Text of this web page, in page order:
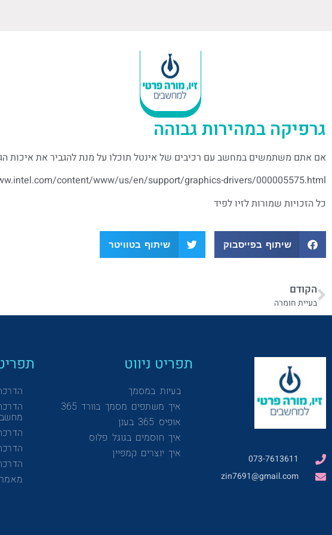
גרפיקה במהירות גבוהה
אם אתם משתמשים במחשב עם רכיבים של אינטל תוכלו על מנת להגביר את איכות
content/www/us/en/support/graphics-drivers/000005575.html
כל הזכויות שמורות לזיו לפיד
שיתוף בפייסבוק שיתוף בטוויטר
הקודם
בעיית חומרה
073-7613611
zin7691@gmail.com
תפריט ניווט
בעיות במסמך
איך משתפים מסמך בוורד 365
אופיס 365 בענן
איך חוסמים בגוגל פלוס
איך יוצרים קמפיין
מחשב